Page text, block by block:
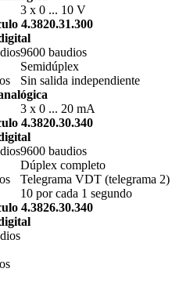
3 x 0 ... 10 V
4.3820.31.300
9600 baudios
Semidúplex
Sin salida independiente
3 x 0 ... 20 mA
4.3820.30.340
9600 baudios
Dúplex completo
Telegrama VDT (telegrama 2)
10 por cada 1 segundo
4.3826.30.340